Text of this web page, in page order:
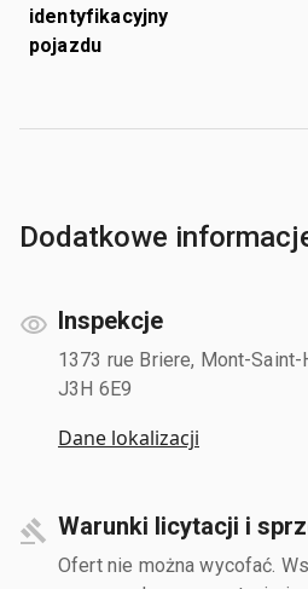
identyfikacyjny
pojazdu
Dodatkowe
Inspekcje
1373 rue Briere, Mont-Saint-
J3H 6E9
Dane lokalizacji
Warunki licytacji i
Ofert nie można wycofać.